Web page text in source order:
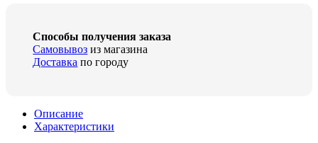
Способы получения заказа
Самовывоз из магазина
Доставка по городу
Описание
Характеристики